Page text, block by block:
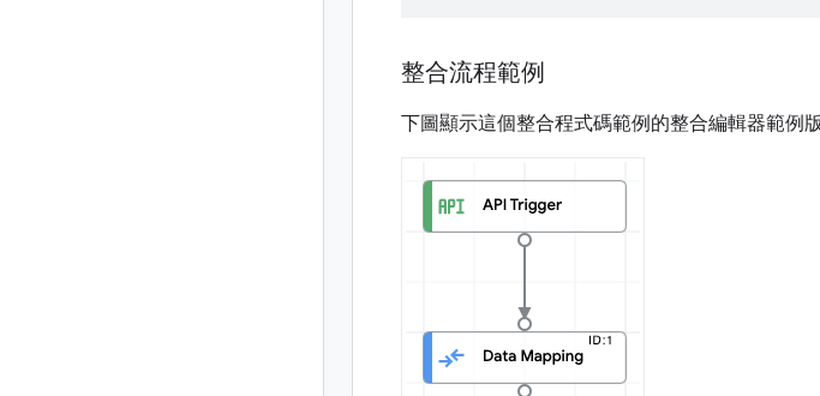
整合流程範例
下圖顯示這個整合程式碼範例的整合編輯器範例版